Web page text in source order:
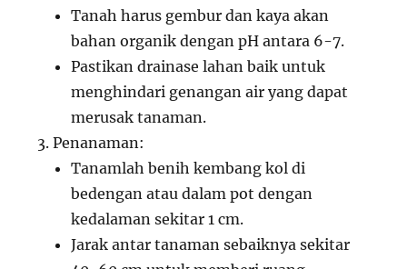
Tanah harus gembur dan kaya akan
bahan organik dengan pH antara 6-7.
Pastikan drainase lahan baik untuk
menghindari genangan air yang dapat
merusak tanaman.
Penanaman:
Tanamlah benih kembang kol di
bedengan atau dalam pot dengan
kedalaman sekitar 1 cm.
Jarak antar tanaman sebaiknya sekitar